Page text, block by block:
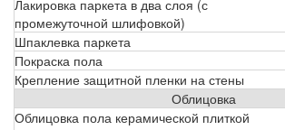
Лакировка паркета в два слоя (с
промежуточной шлифовкой)
Шпаклевка паркета
Покраска пола
Крепление защитной пленки на стены
Облицовка
Облицовка пола керамической плиткой